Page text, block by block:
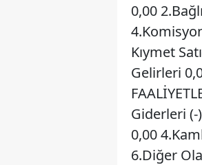
0,00
Kıymet
Gelirleri
Giderleri (-
0,00
6.Diğer